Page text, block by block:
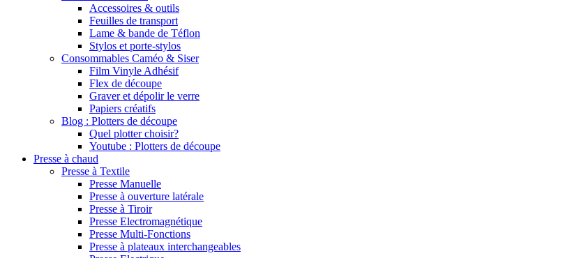
Accessoires & outils
Feuilles de transport
Lame & bande de Téflon
Stylos et porte-stylos
Consommables Caméo & Siser
Film Vinyle Adhésif
Flex de découpe
Graver et dépolir le verre
Papiers créatifs
Blog : Plotters de découpe
Quel plotter choisir?
Youtube : Plotters de découpe
Presse à chaud
Presse à Textile
Presse Manuelle
Presse à ouverture latérale
Presse à Tiroir
Presse Electromagnétique
Presse Multi-Fonctions
Presse à plateaux interchangeables